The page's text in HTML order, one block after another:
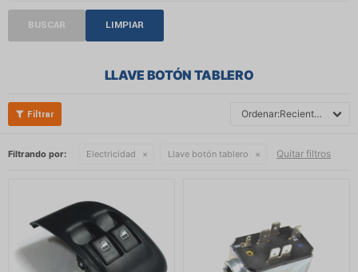
BUSCAR LIMPIAR
LLAVE BOTÓN TABLERO
Recientes
Filtrando por: Electricidad Llave botón tablero Quitar filtros